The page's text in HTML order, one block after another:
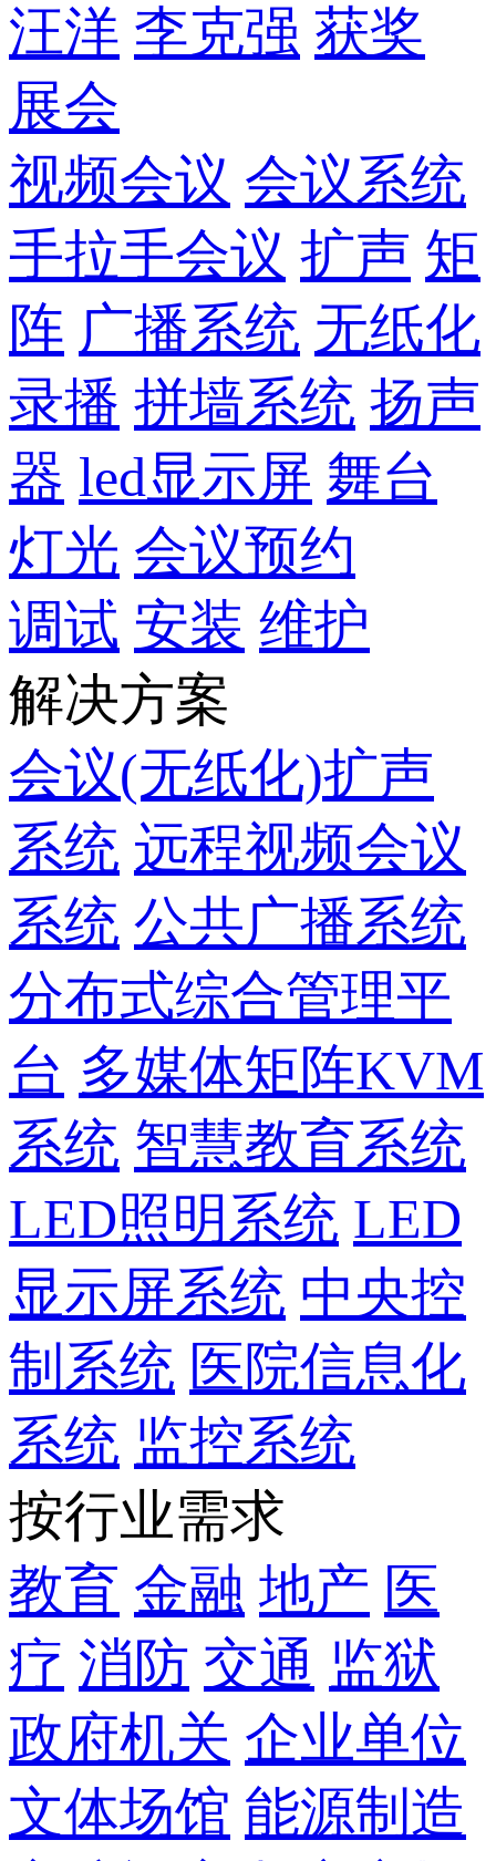
汪洋 李克强 获奖
展会
视频会议 会议系统
手拉手会议 扩声 矩
阵 广播系统 无纸化
录播 拼墙系统 扬声
器 led显示屏 舞台
灯光 会议预约
调试 安装 维护
解决方案
会议(无纸化)扩声
系统 远程视频会议
系统 公共广播系统
分布式综合管理平
台 多媒体矩阵KVM
系统 智慧教育系统
LED照明系统 LED
显示屏系统 中央控
制系统 医院信息化
系统 监控系统
按行业需求
教育 金融 地产 医
疗 消防 交通 监狱
政府机关 企业单位
文体场馆 能源制造